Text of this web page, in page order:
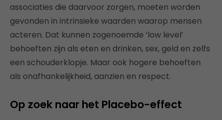
associaties die daarvoor zorgen, moeten worden
gevonden in intrinsieke waarden waarop mensen
acteren. Dat kunnen zogenoemde ‘low level’
behoeften zijn als eten en drinken, sex, geld en zelfs
een schouderklopje. Maar ook hogere behoeften
als onafhankelijkheid, aanzien en respect.
Op zoek naar het Placebo-effect